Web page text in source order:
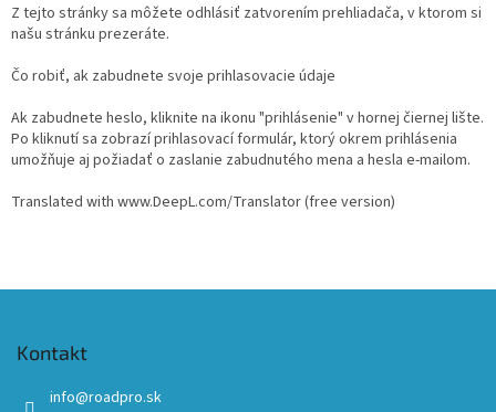
Z tejto stránky sa môžete odhlásiť zatvorením prehliadača, v ktorom si
našu stránku prezeráte.
Čo robiť, ak zabudnete svoje prihlasovacie údaje
Ak zabudnete heslo, kliknite na ikonu "prihlásenie" v hornej čiernej lište.
Po kliknutí sa zobrazí prihlasovací formulár, ktorý okrem prihlásenia
umožňuje aj požiadať o zaslanie zabudnutého mena a hesla e-mailom.
Translated with www.DeepL.com/Translator (free version)
Kontakt
info@roadpro.sk